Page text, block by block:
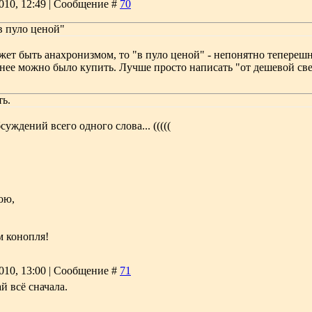
12:49 | Сообщение # 70
пуло ценой"
быть анахронизмом, то "в пуло ценой" - непонятно
нее можно было купить. Лучше просто написать "от дешевой
всего одного слова... (((((
конопля!
13:00 | Сообщение # 71
всё сначала.